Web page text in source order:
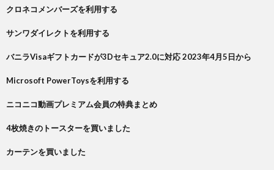
クロネコメンバーズを利用する
サンワダイレクトを利用する
バニラVisaギフトカードが3Dセキュア2.0に対応 2023年4月5日から
Microsoft PowerToysを利用する
ニコニコ動画プレミアム会員の特典まとめ
4枚焼きのトースターを買いました
カーテンを買いました